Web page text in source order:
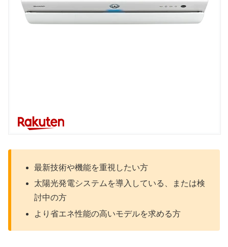
最新技術や機能を重視したい方
太陽光発電システムを導入している、または検
討中の方
より省エネ性能の高いモデルを求める方